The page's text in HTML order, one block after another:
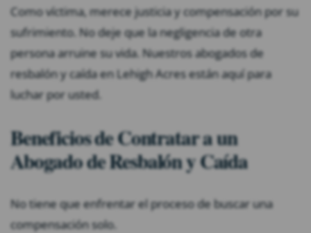
Como víctima, merece justicia y compensación por su
sufrimiento. No deje que la negligencia de otra
persona arruine su vida. Nuestros abogados de
resbalón y caída en Lehigh Acres están aquí para
luchar por usted.
Beneficios de Contratar a un
Abogado de Resbalón y Caída
No tiene que enfrentar el proceso de buscar una
compensación solo.